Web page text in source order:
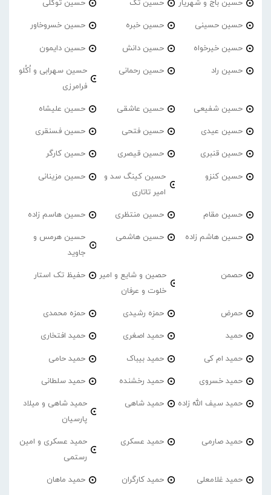
حسین باج و شهریار حسین تک حسین توکلی
حسین حسینی حسین خبره حسین خسروخاور
حسین خیرخواه حسین دانش حسین دایمون
حسین راد حسین رحمانی
حسین سهرابی و اُکُلو
فرامرزی
حسین شفیعی حسین عاشقی حسین علیشاه
حسین عیدی حسین فتحی حسین فسنقری
حسین قنبری حسین قیصری حسین کارگر
حسین کنزو
حسین کینگ سد و
امیر تاتاری
حسین مزینانی
حسین مقام حسین منتظری حسین هاسم زاده
حسین هاشم زاده حسین هاشمی
حسین هرمس و
جاوید
حصمن
حصین و شایع و امیر
خلوت و عرفان
حفیظ تک استار
حمرض حمزه رشیدی حمزه محمدی
حمید حمید اصغری حمید افتخاری
حمید ام کی حمید بیباک حمید حامی
حمید خسروی حمید رخشنده حمید سلطانی
حمید سیف الله زاده حمید شاهی
حمید شاهی و میلاد
پارسیان
حمید صارمی حمید عسکری
حمید عسکری و امین
رستمی
حمید غلامعلی حمید کارگران حمید ماهان